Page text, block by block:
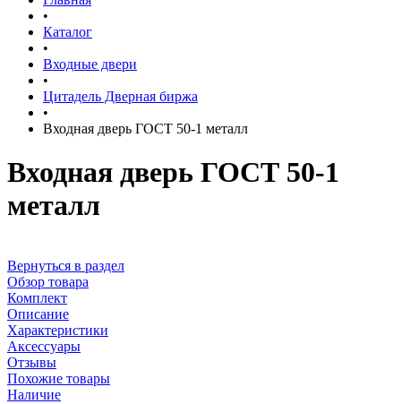
•
Каталог
•
Входные двери
•
Цитадель Дверная биржа
•
Входная дверь ГОСТ 50-1 металл
Входная дверь ГОСТ 50-1
металл
Вернуться в раздел
Обзор товара
Комплект
Описание
Характеристики
Аксессуары
Отзывы
Похожие товары
Наличие